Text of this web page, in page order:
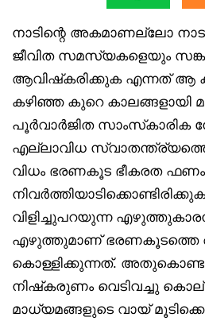
നാടിന്റെ അകമാണല്ലോ
ജീവിത സമസ്യകളെയും
ആവിഷ്‌കരിക്കുക എന്നത് ആ
കഴിഞ്ഞ കുറെ കാലങ്ങളായി
പൂർവാർജിത സാംസ്‌കാരിക
എല്ലാവിധ
വിധം ഭരണകൂട ഭീകരത ഫണം
വിളിച്ചുപറയുന്ന
എഴുത്തുമാണ് ഭരണകൂടത്തെ
കൊള്ളിക്കുന്നത്.
നിഷ്‌കരുണം വെടിവച്ചു
മാധ്യമങ്ങളുടെ വായ്